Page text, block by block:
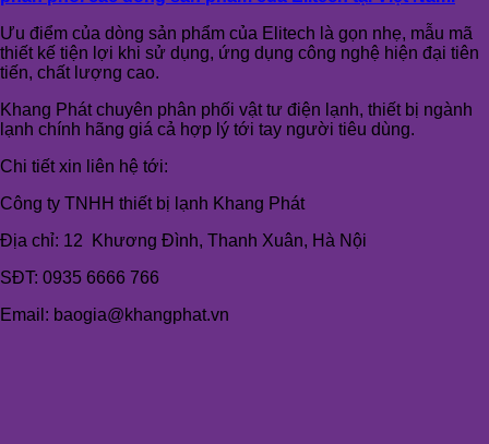
Ưu điểm của dòng sản phẩm của Elitech là gọn nhẹ, mẫu mã
thiết kế tiện lợi khi sử dụng, ứng dụng công nghệ hiện đại tiên
tiến, chất lượng cao.
Khang Phát chuyên phân phối vật tư điện lạnh, thiết bị ngành
lạnh chính hãng giá cả hợp lý tới tay người tiêu dùng.
Chi tiết xin liên hệ tới:
Công ty TNHH thiết bị lạnh Khang Phát
Địa chỉ: 12 Khương Đình, Thanh Xuân, Hà Nội
SĐT: 0935 6666 766
Email: baogia@khangphat.vn